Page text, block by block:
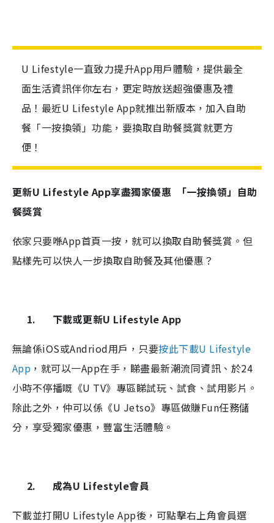
U Lifestyle一直致力提升App用戶體驗，提供最全
面生活資訊伴你左右，更定時放送超強優惠及禮
品！最近U Lifestyle App就推出新版本，加入自助
餐「一按換領」功能，要換取自助餐獎賞就更方
便！
更新U Lifestyle App享盡獨家優惠 「一按換領」自助
餐獎賞
依家只要喺App首頁一按，就可以換取自助餐獎賞。但
點樣先可以快人一步換取自助餐及其他優惠？
1. 下載或更新U Lifestyle App
無論係iOS或Andriod用戶，只要按此下載U Lifestyle
App ，就可以一App在手，睇盡最新潮流同資訊、於24
小時不停播嘅《U TV》專區睇試玩、試食、試用影片。
除此之外，仲可以係《U Jetso》專區做賺Fun任務儲
分，享受獨家優惠，豐富生活體驗。
2. 成為U Lifestyle會員
下載並打開U Lifestyle App後，可點擊右上角會員選